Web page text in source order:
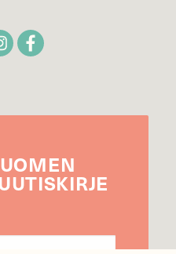
UUTIS­KIRJE